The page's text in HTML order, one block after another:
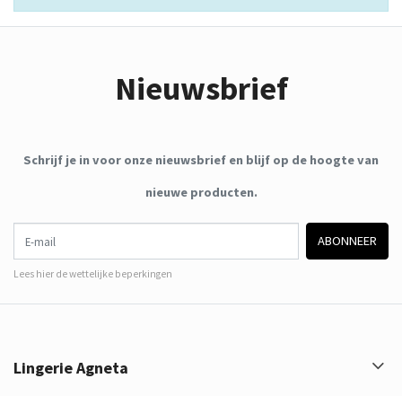
Nieuwsbrief
Schrijf je in voor onze nieuwsbrief en blijf op de hoogte van
nieuwe producten.
ABONNEER
Lees hier de wettelijke beperkingen
Lingerie Agneta